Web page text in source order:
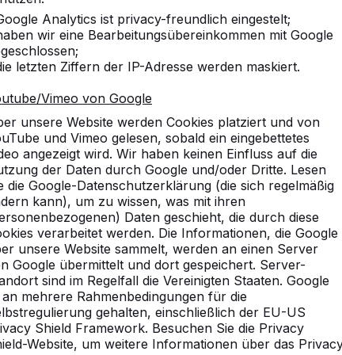
Analytics ist privacy-freundlich eingestelt;
wir eine Bearbeitungsübereinkommen mit Google
letzten Ziffern der IP-Adresse werden maskiert.
Vimeo von Google
unsere Website werden Cookies platziert und von
und Vimeo gelesen, sobald ein eingebettetes
angezeigt wird. Wir haben keinen Einfluss auf die
der Daten durch Google und/oder Dritte. Lesen
die Google-Datenschutzerklärung (die sich regelmäßig
kann), um zu wissen, was mit ihren
Daten geschieht, die durch diese
verarbeitet werden. Die Informationen, die Google
unsere Website sammelt, werden an einen Server
Google übermittelt und dort gespeichert. Server-
sind im Regelfall die Vereinigten Staaten. Google
an mehrere Rahmenbedingungen für die
gehalten, einschließlich der EU-US
Shield Framework. Besuchen Sie die Privacy
Website, um weitere Informationen über das